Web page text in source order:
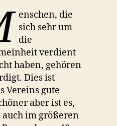
enschen, die
sich sehr um
die
verdient
haben, gehören
Dies ist
Vereins gute
aber ist es,
auch im größeren